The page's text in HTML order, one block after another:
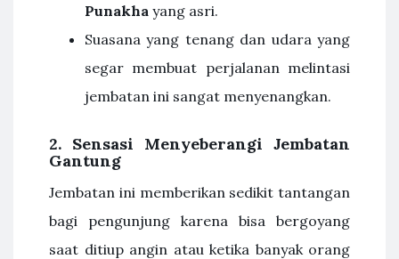
Punakha yang asri.
Suasana yang tenang dan udara yang
segar membuat perjalanan melintasi
jembatan ini sangat menyenangkan.
2. Sensasi Menyeberangi Jembatan
Gantung
Jembatan ini memberikan sedikit tantangan
bagi pengunjung karena bisa bergoyang
saat ditiup angin atau ketika banyak orang